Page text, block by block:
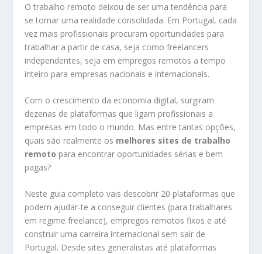
O trabalho remoto deixou de ser uma tendência para
se tornar uma realidade consolidada. Em Portugal, cada
vez mais profissionais procuram oportunidades para
trabalhar a partir de casa, seja como freelancers
independentes, seja em empregos remotos a tempo
inteiro para empresas nacionais e internacionais.
Com o crescimento da economia digital, surgiram
dezenas de plataformas que ligam profissionais a
empresas em todo o mundo. Mas entre tantas opções,
quais são realmente os melhores sites de trabalho
remoto para encontrar oportunidades sérias e bem
pagas?
Neste guia completo vais descobrir 20 plataformas que
podem ajudar-te a conseguir clientes (para trabalhares
em regime freelance), empregos remotos fixos e até
construir uma carreira internacional sem sair de
Portugal. Desde sites generalistas até plataformas